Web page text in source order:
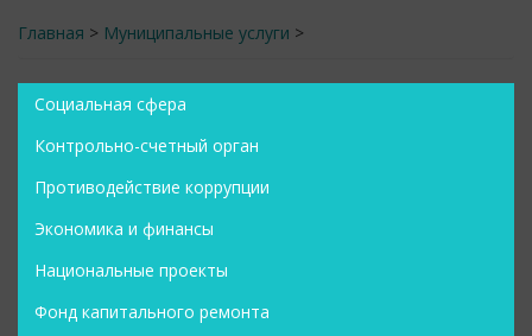
Главная > Муниципальные услуги >
Социальная сфера
Контрольно-счетный орган
Противодействие коррупции
Экономика и финансы
Национальные проекты
Фонд капитального ремонта